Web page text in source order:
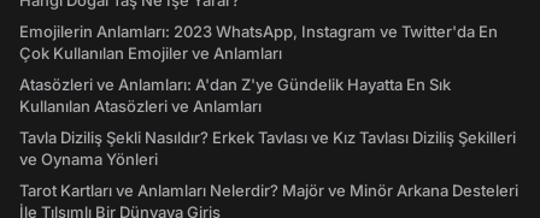
Emojilerin Anlamları: 2023 WhatsApp, Instagram ve Twitter'da En
Çok Kullanılan Emojiler ve Anlamları
Atasözleri ve Anlamları: A'dan Z'ye Gündelik Hayatta En Sık
Kullanılan Atasözleri ve Anlamları
Tavla Diziliş Şekli Nasıldır? Erkek Tavlası ve Kız Tavlası Diziliş Şekilleri
ve Oynama Yönleri
Tarot Kartları ve Anlamları Nelerdir? Majör ve Minör Arkana Desteleri
İle Tılsımlı Bir Dünyaya Giriş